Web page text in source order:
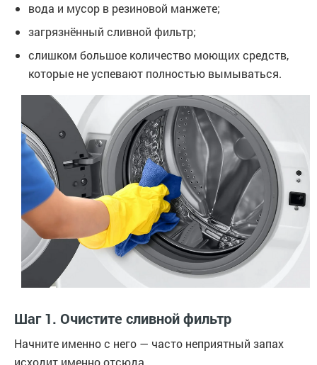
вода и мусор в резиновой манжете;
загрязнённый сливной фильтр;
слишком большое количество моющих средств,
которые не успевают полностью вымываться.
Шаг 1. Очистите сливной фильтр
Начните именно с него — часто неприятный запах